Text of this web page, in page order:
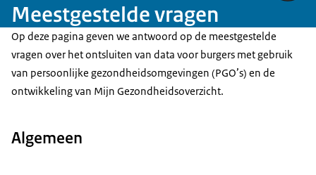
Meestgestelde vragen
Op deze pagina geven we antwoord op de meestgestelde
vragen over het ontsluiten van data voor burgers met gebruik
van persoonlijke gezondheidsomgevingen (PGO’s) en de
ontwikkeling van Mijn Gezondheidsoverzicht.
Algemeen